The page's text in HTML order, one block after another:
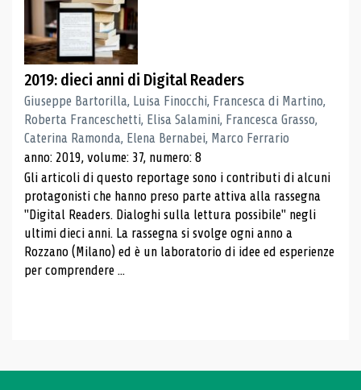
2019: dieci anni di Digital Readers
Giuseppe Bartorilla, Luisa Finocchi, Francesca di Martino,
Roberta Franceschetti, Elisa Salamini, Francesca Grasso,
Caterina Ramonda, Elena Bernabei, Marco Ferrario
anno: 2019, volume: 37, numero: 8
Gli articoli di questo reportage sono i contributi di alcuni
protagonisti che hanno preso parte attiva alla rassegna
"Digital Readers. Dialoghi sulla lettura possibile" negli
ultimi dieci anni. La rassegna si svolge ogni anno a
Rozzano (Milano) ed è un laboratorio di idee ed esperienze
per comprendere ...